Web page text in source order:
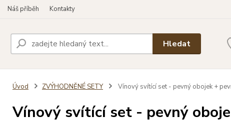
Náš příběh Kontakty
Hledat
Úvod ZVÝHODNĚNÉ SETY Vínový svítící set - pevný obojek +
Vínový svítící set - pevný